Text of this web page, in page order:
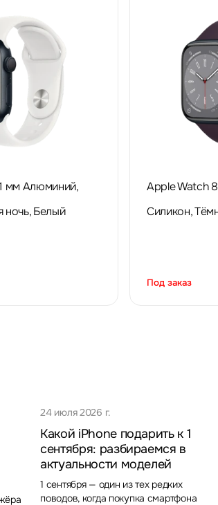
мм Алюминий,
ночь, Белый
Apple Watch
Силикон,
Под заказ
24 июля 2026 г.
Какой iPhone подарить к 1
сентября: разбираемся в
актуальности моделей
1 сентября — один из тех редких
поводов, когда покупка смартфона